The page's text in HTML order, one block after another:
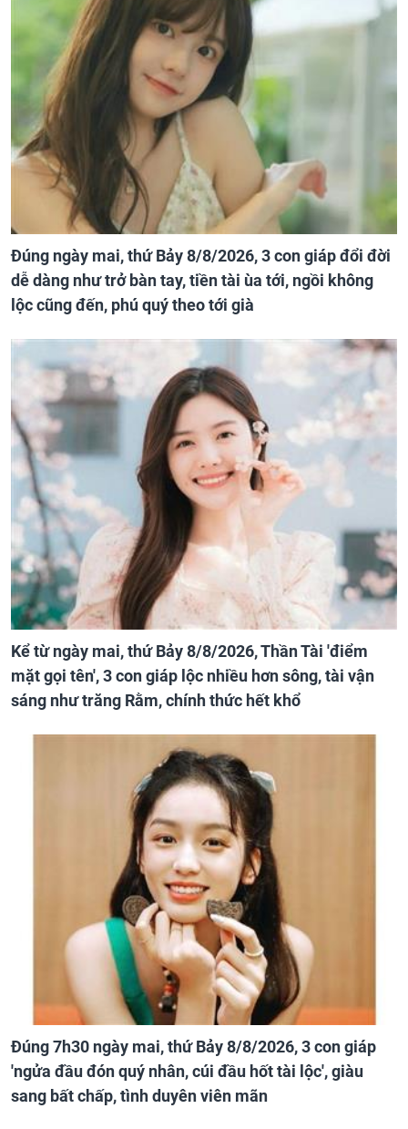
Đúng ngày mai, thứ Bảy 8/8/2026, 3 con giáp đổi đời
dễ dàng như trở bàn tay, tiền tài ùa tới, ngồi không
lộc cũng đến, phú quý theo tới già
Kể từ ngày mai, thứ Bảy 8/8/2026, Thần Tài 'điểm
mặt gọi tên', 3 con giáp lộc nhiều hơn sông, tài vận
sáng như trăng Rằm, chính thức hết khổ
Đúng 7h30 ngày mai, thứ Bảy 8/8/2026, 3 con giáp
'ngửa đầu đón quý nhân, cúi đầu hốt tài lộc', giàu
sang bất chấp, tình duyên viên mãn